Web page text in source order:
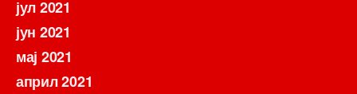
јул 2021
јун 2021
мај 2021
април 2021